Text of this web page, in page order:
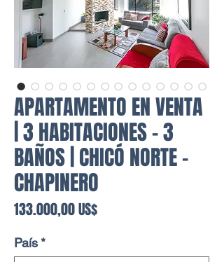
APARTAMENTO EN VENTA
| 3 HABITACIONES - 3
BAÑOS | CHICÓ NORTE -
CHAPINERO
133.000,00 US$Precio
País*